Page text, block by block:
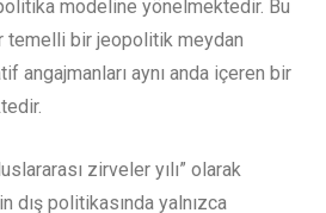
modeline yönelmektedir. Bu
temelli bir jeopolitik meydan
angajmanları aynı anda içeren bir
zirveler yılı” olarak
dış politikasında yalnızca